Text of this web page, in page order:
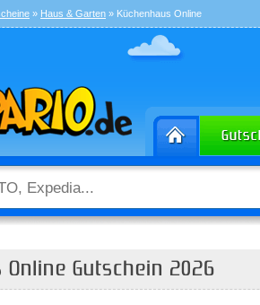
» Haus & Garten » Küchenhaus Online
Online Gutschein 2026